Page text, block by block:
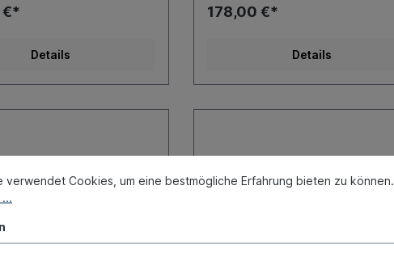
€*
Details
178,00 €*
Details
verwendet Cookies, um eine bestmögliche Erfahrung bieten zu können.